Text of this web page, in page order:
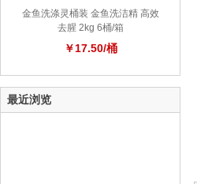
金鱼洗涤灵桶装 金鱼洗洁精 高效
去腥 2kg 6桶/箱
￥17.50/桶
最近浏览